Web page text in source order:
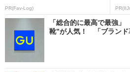
PR(Fav-Log)
「総合的に最高で最強
靴”が人気！ 「ブランド